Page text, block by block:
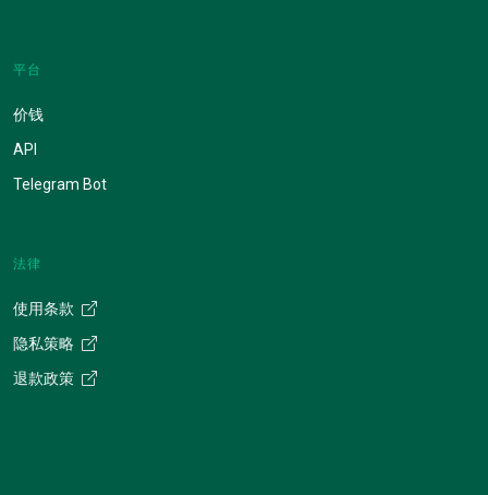
平台
价钱
API
Telegram Bot
法律
使用条款
隐私策略
退款政策